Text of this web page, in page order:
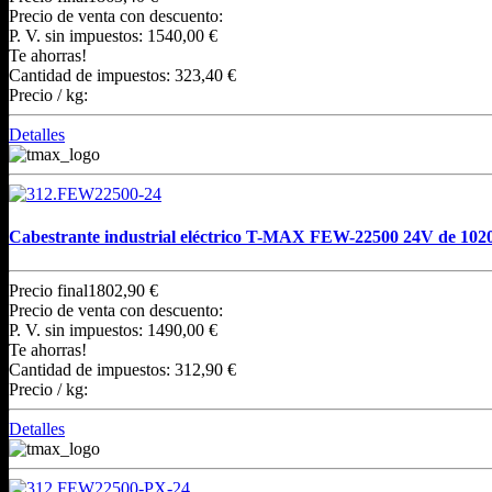
Precio de venta con descuento:
P. V. sin impuestos: 1540,00 €
Te ahorras!
Cantidad de impuestos: 323,40 €
Precio / kg:
Detalles
Cabestrante industrial eléctrico T-MAX FEW-22500 24V de
Precio final1802,90 €
Precio de venta con descuento:
P. V. sin impuestos: 1490,00 €
Te ahorras!
Cantidad de impuestos: 312,90 €
Precio / kg:
Detalles